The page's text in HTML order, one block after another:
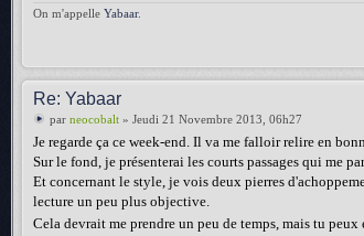
On m'appelle Yabaar.
Re: Yabaar
par neocobalt » Jeudi 21 Novembre 2013, 06h27
Je regarde ça ce week-end. Il va me falloir relire en
Sur le fond, je présenterai les courts passages qui me
Et concernant le style, je vois deux pierres
lecture un peu plus objective.
Cela devrait me prendre un peu de temps, mais tu